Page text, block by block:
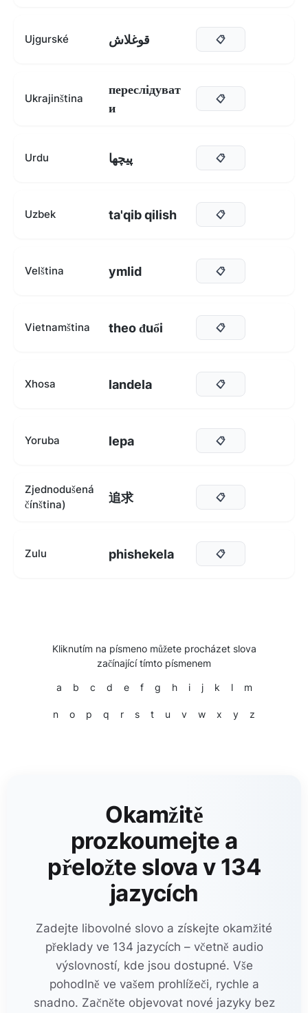
Ujgurské قوغلاش 📋
Ukrajinština
переслідуват
и
📋
Urdu پیچھا 📋
Uzbek ta'qib qilish 📋
Velština ymlid 📋
Vietnamština theo đuổi 📋
Xhosa landela 📋
Yoruba lepa 📋
Zjednodušená
čínština)
追求 📋
Zulu phishekela 📋
Kliknutím na písmeno můžete procházet slova
začínající tímto písmenem
a b c d e f g h i j k l m
n o p q r s t u v w x y z
Okamžitě
prozkoumejte a
přeložte slova v 134
jazycích
Zadejte libovolné slovo a získejte okamžité
překlady ve 134 jazycích – včetně audio
výslovností, kde jsou dostupné. Vše
pohodlně ve vašem prohlížeči, rychle a
snadno. Začněte objevovat nové jazyky bez